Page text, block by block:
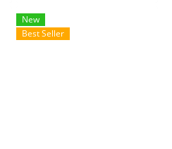
New
Best Seller